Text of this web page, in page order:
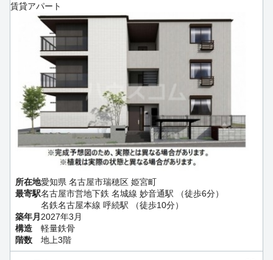
賃貸アパート
所在地愛知県 名古屋市瑞穂区 姫宮町
最寄駅名古屋市営地下鉄 名城線 妙音通駅 （徒歩6分）
名鉄名古屋本線 呼続駅 （徒歩10分）
築年月 2027年3月
構造
軽量鉄骨
階数
地上3階